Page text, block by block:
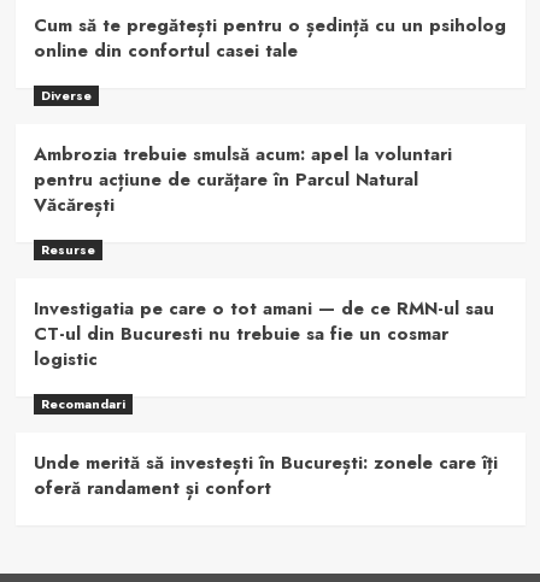
Cum să te pregătești pentru o ședință cu un psiholog
online din confortul casei tale
Diverse
Ambrozia trebuie smulsă acum: apel la voluntari
pentru acțiune de curățare în Parcul Natural
Văcărești
Resurse
Investigatia pe care o tot amani — de ce RMN-ul sau
CT-ul din Bucuresti nu trebuie sa fie un cosmar
logistic
Recomandari
Unde merită să investești în București: zonele care îți
oferă randament și confort